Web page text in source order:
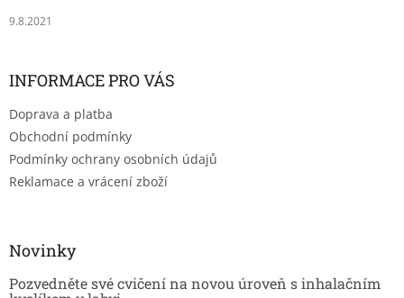
9.8.2021
INFORMACE PRO VÁS
Doprava a platba
Obchodní podmínky
Podmínky ochrany osobních údajů
Reklamace a vrácení zboží
Novinky
Pozvedněte své cvičení na novou úroveň s inhalačním